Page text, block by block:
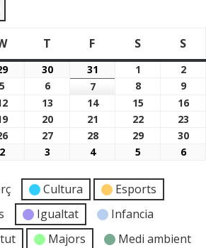
Dimecres
T F Divendres
S Dissabte
S
29/07/2026
30 30/07/2026
31 31/07/2026
1 01/08/2026
2
5 05/08/2026
6 06/08/2026
7 07/08/2026
8 08/08/2026
9
12/08/2026
13 13/08/2026
1414/08/2026
15 15/08/2026
16
19/08/2026
20 20/08/2026
21 21/08/2026
22 22/08/2026
23
26/08/2026
27 27/08/2026
28 28/08/2026
29 29/08/2026
30
2 02/09/2026
3 03/09/2026
404/09/2026
5 05/09/2026
606/
Cultura
Esports
Igualtat
Infancia
Majors
Medi ambient